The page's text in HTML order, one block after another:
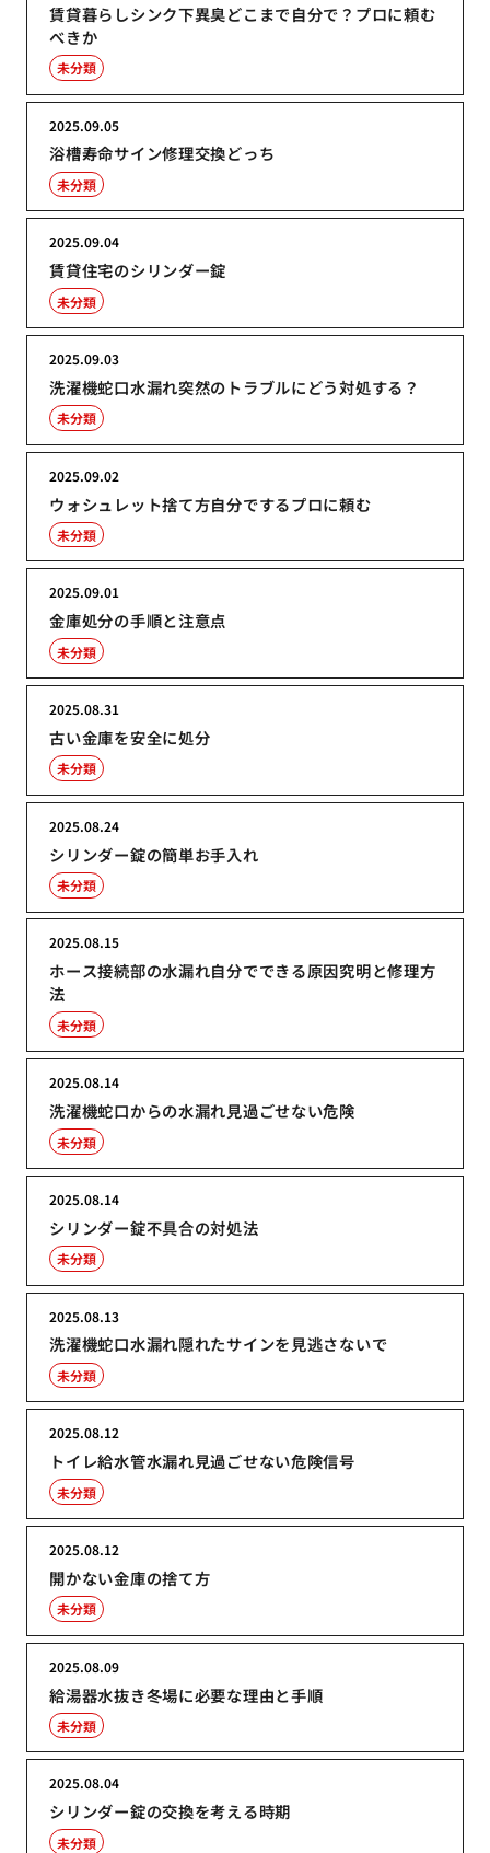
賃貸暮らしシンク下異臭どこまで自分で？プロに頼む
べきか
未分類
浴槽寿命サイン修理交換どっち
2025.09.05
未分類
賃貸住宅のシリンダー錠
2025.09.04
未分類
洗濯機蛇口水漏れ突然のトラブルにどう対処する？
2025.09.03
未分類
ウォシュレット捨て方自分でするプロに頼む
2025.09.02
未分類
金庫処分の手順と注意点
2025.09.01
未分類
古い金庫を安全に処分
2025.08.31
未分類
シリンダー錠の簡単お手入れ
2025.08.24
未分類
ホース接続部の水漏れ自分でできる原因究明と修理方
法
2025.08.15
未分類
洗濯機蛇口からの水漏れ見過ごせない危険
2025.08.14
未分類
シリンダー錠不具合の対処法
2025.08.14
未分類
洗濯機蛇口水漏れ隠れたサインを見逃さないで
2025.08.13
未分類
トイレ給水管水漏れ見過ごせない危険信号
2025.08.12
未分類
開かない金庫の捨て方
2025.08.12
未分類
給湯器水抜き冬場に必要な理由と手順
2025.08.09
未分類
シリンダー錠の交換を考える時期
2025.08.04
未分類